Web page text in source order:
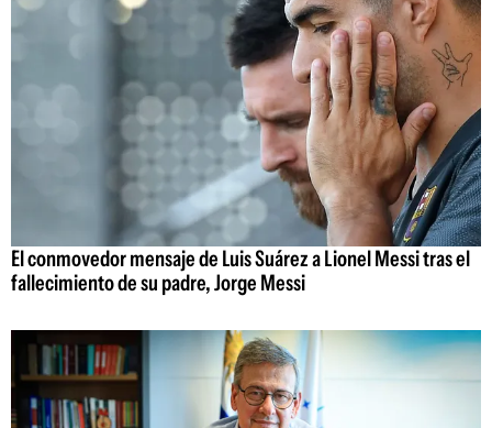
El conmovedor mensaje de Luis Suárez a Lionel Messi tras el
fallecimiento de su padre, Jorge Messi